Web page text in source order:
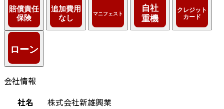
会社情報
社名
株式会社新雄興業